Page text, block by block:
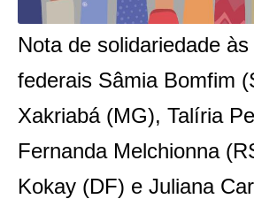
Nota de solidariedade
federais Sâmia Bomfim
Xakriabá (MG), Talíria
Fernanda Melchionna
Kokay (DF) e Juliana